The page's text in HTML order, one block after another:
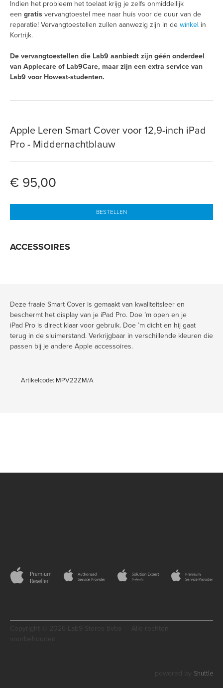
Indien het probleem het toelaat krijg je zelfs onmiddellijk
een gratis vervangtoestel mee naar huis voor de duur van de
reparatie! Vervangtoestellen zullen aanwezig zijn in de winkel in
Kortrijk.
De vervangtoestellen die Lab9 aanbiedt zijn géén onderdeel
van Applecare of Lab9Care, maar zijn een extra service van
Lab9 voor Howest-studenten.
Apple Leren Smart Cover voor 12,9-inch iPad
Pro - Middernachtblauw
€ 95,00
BESTELLEN
ACCESSOIRES
Deze fraaie Smart Cover is gemaakt van kwaliteitsleer en
beschermt het display van je iPad Pro. Doe ’m open en je
iPad Pro is direct klaar voor gebruik. Doe ’m dicht en hij gaat
terug in de sluimerstand. Verkrijgbaar in verschillende kleuren die
passen bij je andere Apple accessoires.
Artikelcode: MPV22ZM/A
Copyright © 2026 Lab9 Stores bvba — Alle rechten
Shuttle